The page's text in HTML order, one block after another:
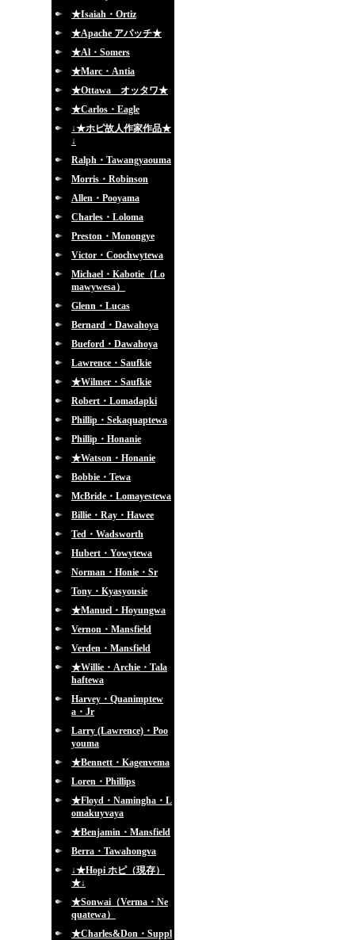
★Isaiah・Ortiz
★Apache アパッチ★
★Al・Somers
★Marc・Antia
★Ottawa オッタワ★
★Carlos・Eagle
↓★ホピ故人作家作品★
↓
Ralph・Tawangyaouma
Morris・Robinson
Allen・Pooyama
Charles・Loloma
Preston・Monongye
Victor・Coochwytewa
Michael・Kabotie（Lo
mawywesa）
Glenn・Lucas
Bernard・Dawahoya
Bueford・Dawahoya
Lawrence・Saufkie
★Wilmer・Saufkie
Robert・Lomadapki
Phillip・Sekaquaptewa
Phillip・Honanie
★Watson・Honanie
Bobbie・Tewa
McBride・Lomayestewa
Billie・Ray・Hawee
Ted・Wadsworth
Hubert・Yowytewa
Norman・Honie・Sr
Tony・Kyasyousie
★Manuel・Hoyungwa
Vernon・Mansfield
Verden・Mansfield
★Willie・Archie・Tala
haftewa
Harvey・Quanimptew
a・Jr
Larry (Lawrence)・Poo
youma
★Bennett・Kagenvema
Loren・Phillips
★Floyd・Namingha・L
omakuyvaya
★Benjamin・Mansfield
Berra・Tawahongva
↓★Hopi ホピ（現存）
★↓
★Sonwai（Verma・Ne
quatewa）
★Charles&Don・Suppl